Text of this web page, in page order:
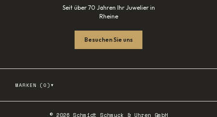
Seit über 70 Jahren Ihr Juwelier in
Rheine
Besuchen Sie uns
MARKEN ( 0 ) ▾
© 2026 Schmidt Schmuck & Uhren GmbH